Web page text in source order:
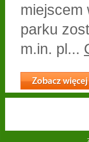
miejscem
parku
m.in. pl...